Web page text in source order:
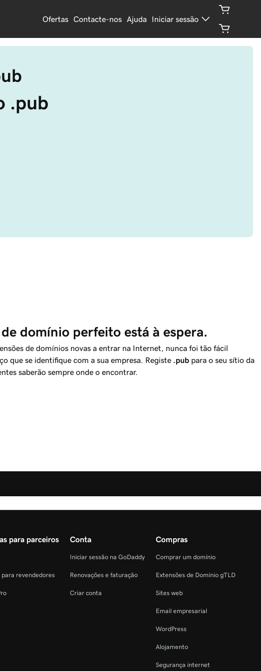
Ofertas Contacte-nos Ajuda Iniciar sessão
.pub
domínio perfeito está à espera.
de domínios novas a entrar na Internet, nunca foi tão fácil
que se identifique com a sua empresa. Registe .pub para o seu sítio da
saberão sempre onde o encontrar.
para parceiros
para revendedores
Conta
Iniciar sessão na GoDaddy
Renovações e faturação
Criar conta
Compras
Comprar um domínio
Extensões de Domínio gTLD
Sites web
Email empresarial
WordPress
Alojamento
Segurança internet